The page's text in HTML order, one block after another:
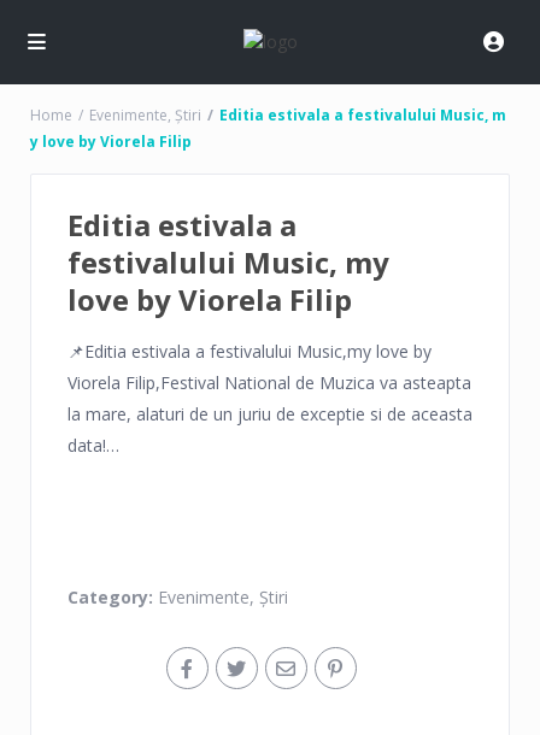
Home Evenimente, Știri
Editia estivala a festivalului Music, m
y love by Viorela Filip
Editia estivala a
festivalului Music, my
love by Viorela Filip
📌Editia estivala a festivalului Music,my love by
Viorela Filip,Festival National de Muzica va asteapta
la mare, alaturi de un juriu de exceptie si de aceasta
data!
Category: Evenimente, Știri